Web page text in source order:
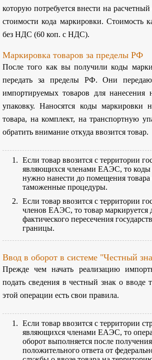
которую потребуется внести на расчетный
стоимости кода маркировки. Стоимость
без НДС (60 коп. с НДС).
Маркировка товаров за пределы РФ
После того как вы получили коды
передать за пределы РФ. Они
импортируемых товаров для нанесения
упаковку. Наносятся коды маркировки
товара, на комплект, на транспортную
обратить внимание откуда ввозится товар.
Если товар ввозится с территории
являющихся членами ЕАЭС, то коды
нужно нанести до помещения товара
таможенные процедуры.
Если товар ввозится с территории
членов ЕАЭС, то товар маркируется
фактического пересечения
границы.
Ввод в оборот в системе "Честный
Прежде чем начать реализацию
подать сведения в честный знак о вводе
этой операции есть свои правила.
Если товар ввозится с территории
являющихся членами ЕАЭС, то
оборот выполняется после получения
положительного ответа от